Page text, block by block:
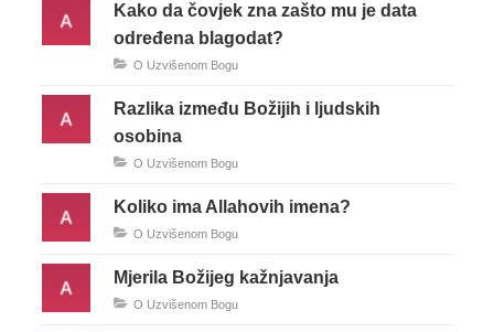
Kako da čovjek zna zašto mu je data
određena blagodat?
O Uzvišenom Bogu
Razlika između Božijih i ljudskih
osobina
O Uzvišenom Bogu
Koliko ima Allahovih imena?
O Uzvišenom Bogu
Mjerila Božijeg kažnjavanja
O Uzvišenom Bogu